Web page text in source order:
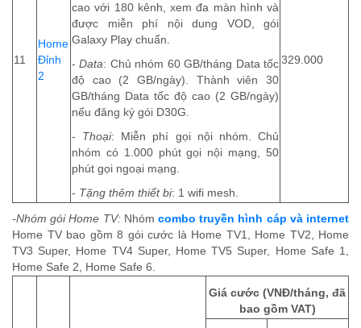
11
Home
Đỉnh
2
cao với 180 kênh, xem đa màn hình và
được miễn phí nội dung VOD, gói
Galaxy Play chuẩn.
-Data: Chủ nhóm 60 GB/tháng Data tốc
độ cao (2 GB/ngày). Thành viên 30
GB/tháng Data tốc độ cao (2 GB/ngày)
nếu đăng ký gói D30G.
- Thoại: Miễn phí gọi nội nhóm. Chủ
nhóm có 1.000 phút gọi nội mạng, 50
phút gọi ngoại mạng.
- Tặng thêm thiết bị: 1 wifi mesh.
329.000
-Nhóm gói Home TV: Nhómcombo truyền hình cáp và internet
Home TV bao gồm 8 gói cước là Home TV1, Home TV2, Home
TV3 Super, Home TV4 Super, Home TV5 Super, Home Safe 1,
Home Safe 2, Home Safe 6.
Giá cước (VNĐ/tháng, đã
bao gồm VAT)